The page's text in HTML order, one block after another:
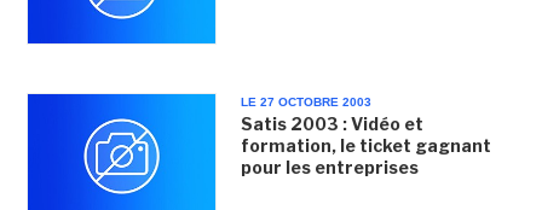
LE 27 OCTOBRE 2003
Satis 2003 : Vidéo et
formation, le ticket gagnant
pour les entreprises